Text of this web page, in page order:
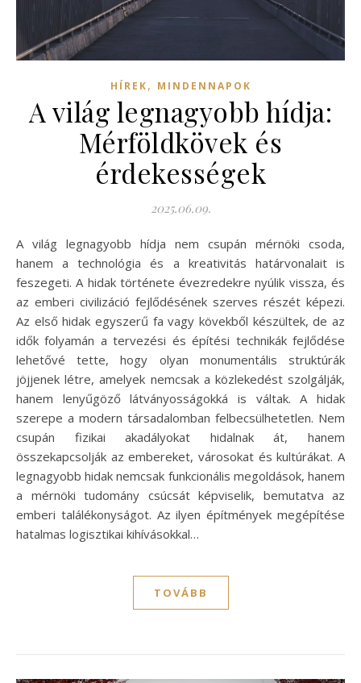
HÍREK, MINDENNAPOK
A világ legnagyobb hídja:
Mérföldkövek és
érdekességek
2025.06.09.
A világ legnagyobb hídja nem csupán mérnöki csoda,
hanem a technológia és a kreativitás határvonalait is
feszegeti. A hidak története évezredekre nyúlik vissza, és
az emberi civilizáció fejlődésének szerves részét képezi.
Az első hidak egyszerű fa vagy kövekből készültek, de az
idők folyamán a tervezési és építési technikák fejlődése
lehetővé tette, hogy olyan monumentális struktúrák
jöjjenek létre, amelyek nemcsak a közlekedést szolgálják,
hanem lenyűgöző látványosságokká is váltak. A hidak
szerepe a modern társadalomban felbecsülhetetlen. Nem
csupán fizikai akadályokat hidalnak át, hanem
összekapcsolják az embereket, városokat és kultúrákat. A
legnagyobb hidak nemcsak funkcionális megoldások, hanem
a mérnöki tudomány csúcsát képviselik, bemutatva az
emberi találékonyságot. Az ilyen építmények megépítése
hatalmas logisztikai kihívásokkal…
TOVÁBB